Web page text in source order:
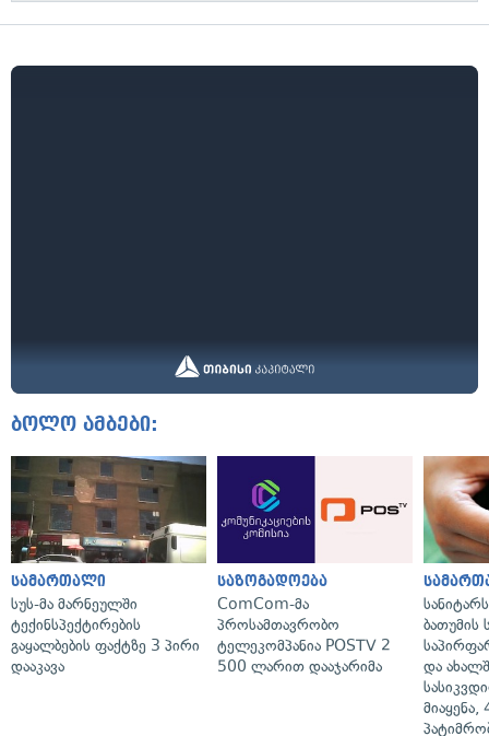
ბოლო ამბები:
სამართალი
სუს-მა მარნეულში
ტექინსპექტირების
გაყალბების ფაქტზე 3 პირი
დააკავა
საზოგადოება
ComCom-მა
პროსამთავრობო
ტელეკომპანია POSTV 2
500 ლარით დააჯარიმა
ბათუმის
და